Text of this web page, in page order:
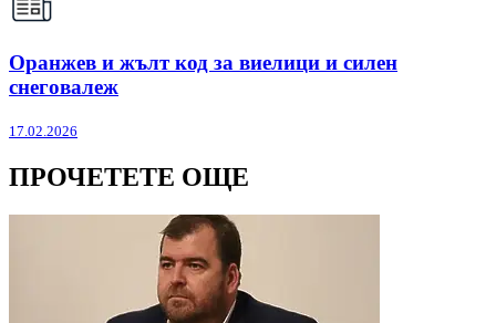
Оранжев и жълт код за виелици и силен
снеговалеж
17.02.2026
ПРОЧЕТЕТЕ ОЩЕ